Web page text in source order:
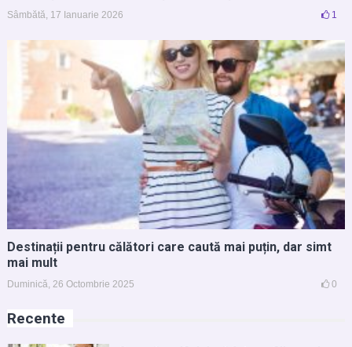
Sâmbătă, 17 Ianuarie 2026 1
Destinații pentru călători care caută mai puțin, dar simt
mai mult
Duminică, 26 Octombrie 2025 0
Recente